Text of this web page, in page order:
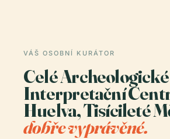
VÁŠ OSOBNÍ KURÁTOR
Celé Archeologické
Interpretační
Huelva, Tisícileté
dobře vyprávěné.